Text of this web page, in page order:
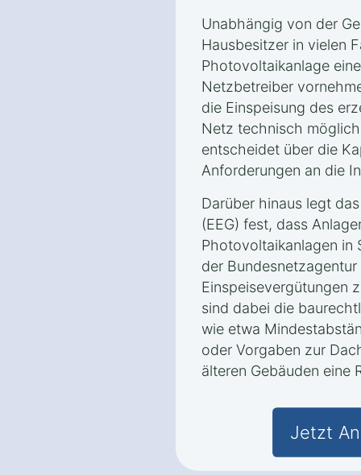
Unabhängig von der
Hausbesitzer in vielen
Photovoltaikanlage
Netzbetreiber
die Einspeisung des
Netz technisch
entscheidet über die
Anforderungen an die
Darüber hinaus legt
(EEG) fest, dass
Photovoltaikanlagen in
der
Einspeisevergütungen
sind dabei die
wie etwa
oder Vorgaben zur
älteren Gebäuden eine
Jetzt